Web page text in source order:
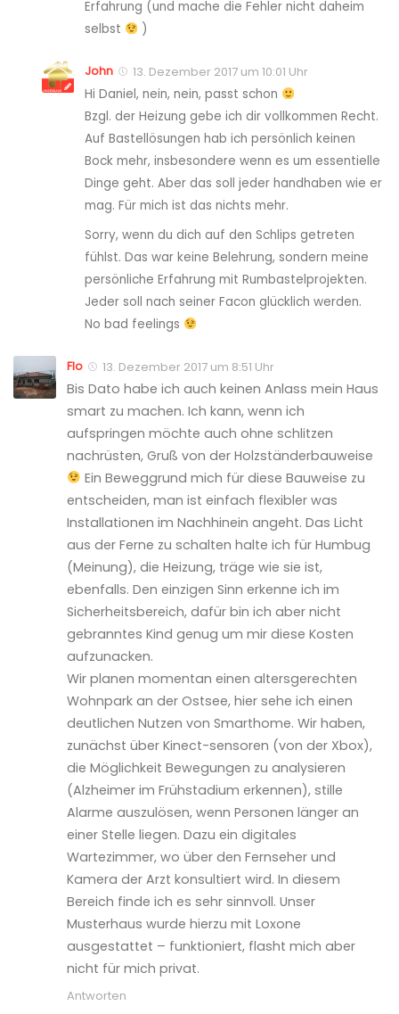
Erfahrung (und mache die Fehler nicht daheim
selbst
)
John
13. Dezember 2017 um 10:01 Uhr
Hi Daniel, nein, nein, passt schon
Bzgl. der Heizung gebe ich dir vollkommen Recht.
Auf Bastellösungen hab ich persönlich keinen
Bock mehr, insbesondere wenn es um essentielle
Dinge geht. Aber das soll jeder handhaben wie er
mag. Für mich ist das nichts mehr.
Sorry, wenn du dich auf den Schlips getreten
fühlst. Das war keine Belehrung, sondern meine
persönliche Erfahrung mit Rumbastelprojekten.
Jeder soll nach seiner Facon glücklich werden.
No bad feelings
Flo 13. Dezember 2017 um 8:51 Uhr
Bis Dato habe ich auch keinen Anlass mein Haus
smart zu machen. Ich kann, wenn ich
aufspringen möchte auch ohne schlitzen
nachrüsten, Gruß von der Holzständerbauweise
Ein Beweggrund mich für diese Bauweise zu
entscheiden, man ist einfach flexibler was
Installationen im Nachhinein angeht. Das Licht
aus der Ferne zu schalten halte ich für Humbug
(Meinung), die Heizung, träge wie sie ist,
ebenfalls. Den einzigen Sinn erkenne ich im
Sicherheitsbereich, dafür bin ich aber nicht
gebranntes Kind genug um mir diese Kosten
aufzunacken.
Wir planen momentan einen altersgerechten
Wohnpark an der Ostsee, hier sehe ich einen
deutlichen Nutzen von Smarthome. Wir haben,
zunächst über Kinect-sensoren (von der Xbox),
die Möglichkeit Bewegungen zu analysieren
(Alzheimer im Frühstadium erkennen), stille
Alarme auszulösen, wenn Personen länger an
einer Stelle liegen. Dazu ein digitales
Wartezimmer, wo über den Fernseher und
Kamera der Arzt konsultiert wird. In diesem
Bereich finde ich es sehr sinnvoll. Unser
Musterhaus wurde hierzu mit Loxone
ausgestattet – funktioniert, flasht mich aber
nicht für mich privat.
Antworten